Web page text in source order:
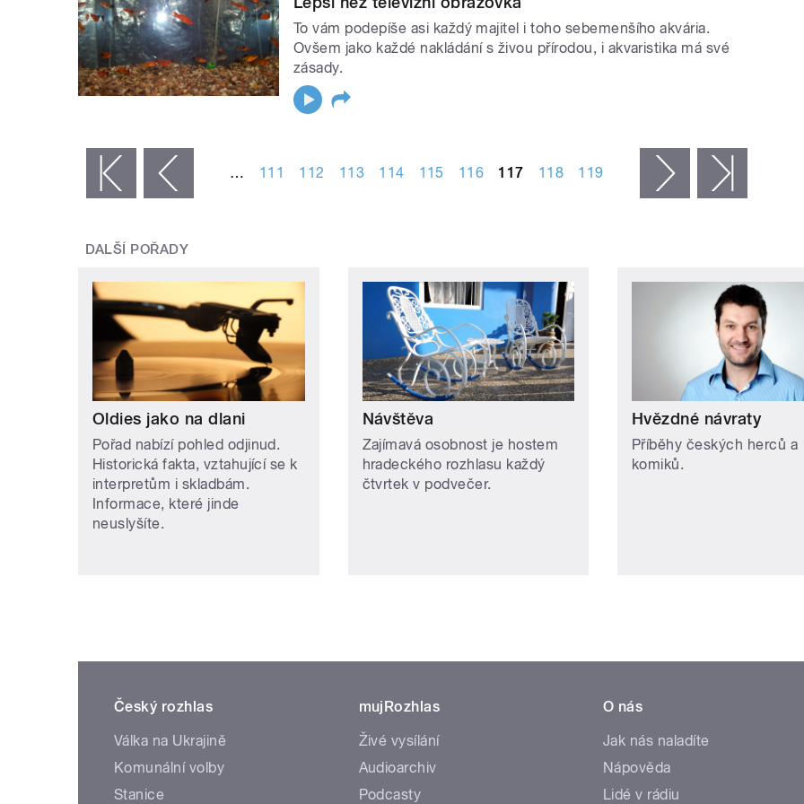
To vám podepíše asi každý majitel i toho sebemenšího akvária.
Ovšem jako každé nakládání s živou přírodou, i akvaristika má své
zásady.
‹ předchozí … 111 112 113 114 115 116 117 118 119 následující ›
DALŠÍ POŘADY
Oldies jako na dlani
Pořad nabízí pohled odjinud.
Historická fakta, vztahující se k
interpretům i skladbám.
Informace, které jinde
neuslyšíte.
Návštěva
Zajímavá osobnost je hostem
hradeckého rozhlasu každý
čtvrtek v podvečer.
Hvězdné návraty
Příběhy českých herců a
komiků.
Český rozhlas
Válka na Ukrajině
Komunální volby
Stanice
mujRozhlas
Živé vysílání
Audioarchiv
Podcasty
O nás
Jak nás naladíte
Nápověda
Lidé v rádiu